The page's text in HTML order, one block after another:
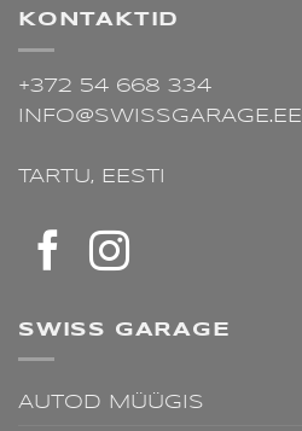
KONTAKTID
+372 54 668 334
INFO@SWISSGARAGE.EE
TARTU, EESTI
SWISS GARAGE
AUTOD MÜÜGIS